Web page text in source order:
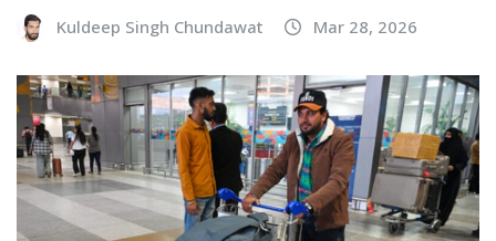
Kuldeep Singh Chundawat Mar 28, 2026